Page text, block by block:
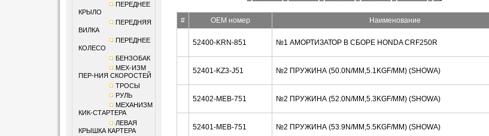
ПЕРЕДНЕЕ
КРЫЛО
ПЕРЕДНЯЯ
ВИЛКА
ПЕРЕДНЕЕ
КОЛЕСО
БЕНЗОБАК
МЕХ-ИЗМ
ПЕР-НИЯ СКОРОСТЕЙ
ТРОСЫ
РУЛЬ
МЕХАНИЗМ
КИК-СТАРТЕРА
ЛЕВАЯ
КРЫШКА КАРТЕРА
# OEM номер Наименование
52400-KRN-851 №1 АМОРТИЗАТОР В СБОРЕ HONDA CRF250R
52401-KZ3-J51 №2 ПРУЖИНА (50.0N/MM,5.1KGF/MM) (SHOWA)
52402-MEB-751 №2 ПРУЖИНА (52.0N/MM,5.3KGF/MM) (SHOWA)
52401-MEB-751 №2 ПРУЖИНА (53.9N/MM,5.5KGF/MM) (SHOWA)